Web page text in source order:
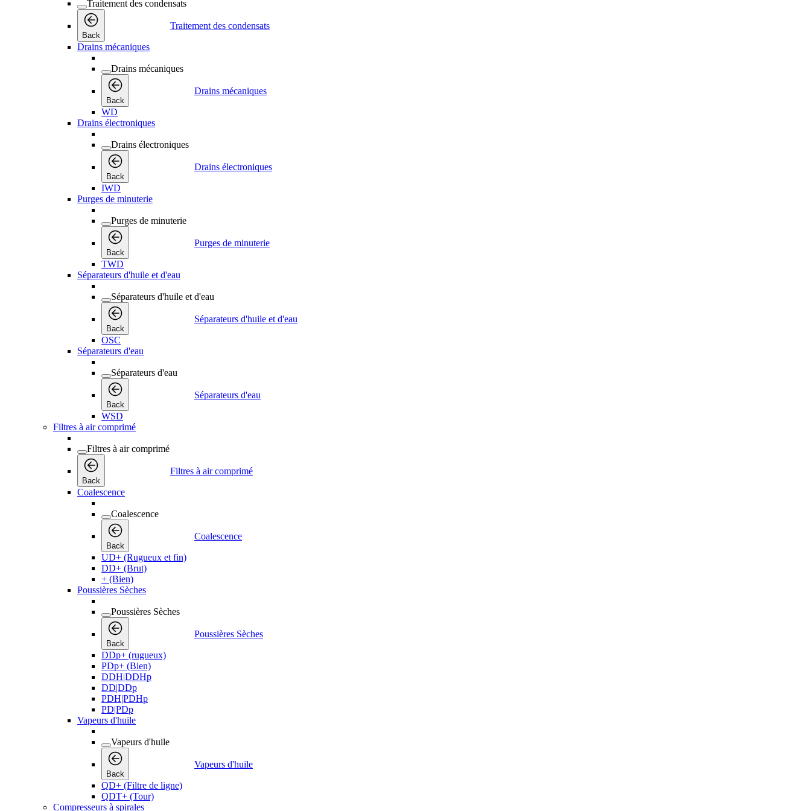
Traitement des condensats
Back
Traitement des condensats
Drains mécaniques
Drains mécaniques
Back
Drains mécaniques
WD
Drains électroniques
Drains électroniques
Back
Drains électroniques
IWD
Purges de minuterie
Purges de minuterie
Back
Purges de minuterie
TWD
Séparateurs d'huile et d'eau
Séparateurs d'huile et d'eau
Back
Séparateurs d'huile et d'eau
OSC
Séparateurs d'eau
Séparateurs d'eau
Back
Séparateurs d'eau
WSD
Filtres à air comprimé
Filtres à air comprimé
Back
Filtres à air comprimé
Coalescence
Coalescence
Back
Coalescence
UD+ (Rugueux et fin)
DD+ (Brut)
+ (Bien)
Poussières Sèches
Poussières Sèches
Back
Poussières Sèches
DDp+ (rugueux)
PDp+ (Bien)
DDH|DDHp
DD|DDp
PDH|PDHp
PD|PDp
Vapeurs d'huile
Vapeurs d'huile
Back
Vapeurs d'huile
QD+ (Filtre de ligne)
QDT+ (Tour)
Compresseurs à spirales